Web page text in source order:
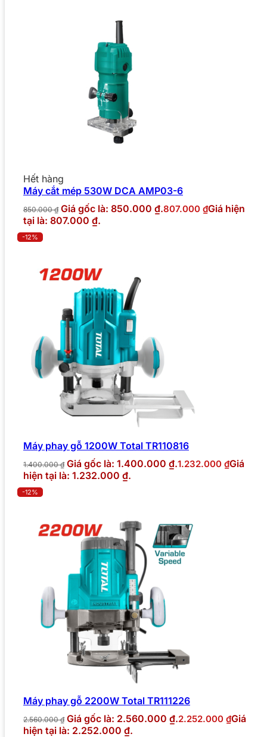
Hết hàng
Máy cắt mép 530W DCA AMP03-6
850.000₫ Giá gốc là: 850.000 ₫.807.000 ₫Giá hiện
tại là: 807.000 ₫.
-12%
Máy phay gỗ 1200W Total TR110816
1.400.000₫ Giá gốc là: 1.400.000 ₫.1.232.000 ₫Giá
hiện tại là: 1.232.000 ₫.
-12%
Máy phay gỗ 2200W Total TR111226
2.560.000₫ Giá gốc là: 2.560.000 ₫.2.252.000 ₫Giá
hiện tại là: 2.252.000 ₫.